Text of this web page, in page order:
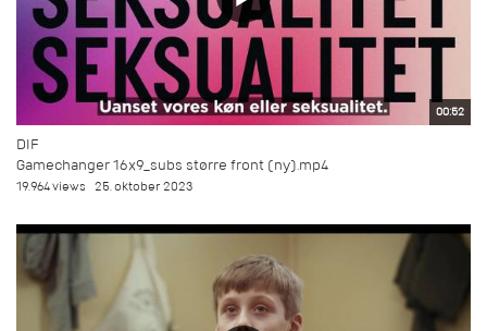
00:52
DIF
Gamechanger 16x9_subs større front (ny).mp4
19.964 views 25. oktober 2023